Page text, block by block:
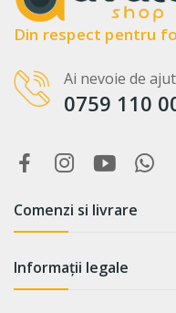
Din respect pentru
Ai nevoie de
0759 110
Comenzi si livrare
Informații legale